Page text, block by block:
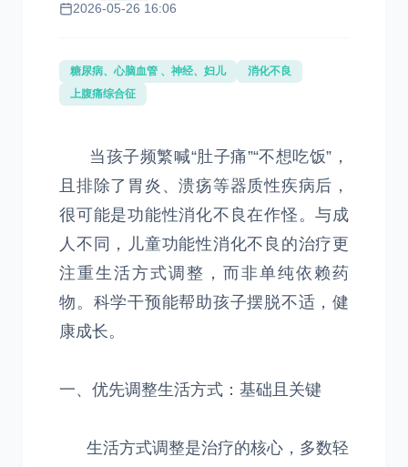
2026-05-26 16:06
糖尿病、心脑血管 、神经、妇儿
消化不良
上腹痛综合征
当孩子频繁喊“肚子痛”“不想吃饭”，
且排除了胃炎、溃疡等器质性疾病后，
很可能是功能性消化不良在作怪。与成
人不同，儿童功能性消化不良的治疗更
注重生活方式调整，而非单纯依赖药
物。科学干预能帮助孩子摆脱不适，健
康成长。
一、优先调整生活方式：基础且关键
生活方式调整是治疗的核心，多数轻